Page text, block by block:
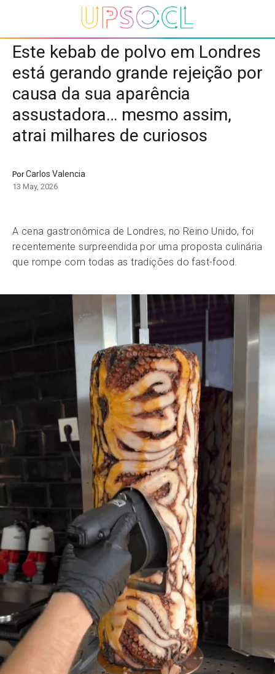
Este kebab de polvo em Londres
está gerando grande rejeição por
causa da sua aparência
assustadora… mesmo assim,
atrai milhares de curiosos
PorCarlos Valencia
13 May, 2026
A cena gastronômica de Londres, no Reino Unido, foi
recentemente surpreendida por uma proposta culinária
que rompe com todas as tradições do fast-food.